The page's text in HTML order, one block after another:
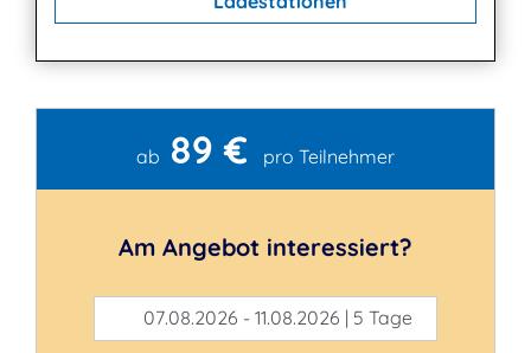
Kontakt
ab 89 € pro Teilnehmer
Am Angebot interessiert?
07.08.2026 - 11.08.2026 | 5 Tage